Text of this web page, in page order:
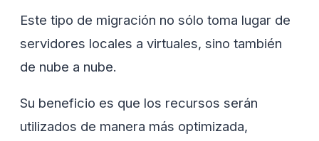
Este tipo de migración no sólo toma lugar de
servidores locales a virtuales, sino también
de nube a nube.
Su beneficio es que los recursos serán
utilizados de manera más optimizada,